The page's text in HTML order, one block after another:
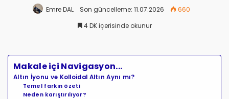
Emre DAL Son güncelleme: 11.07.2026
660
4 DK içerisinde okunur
Makale içi Navigasyon...
Altın İyonu ve Kolloidal Altın Aynı mı?
Temel farkın özeti
Neden karıştırılıyor?